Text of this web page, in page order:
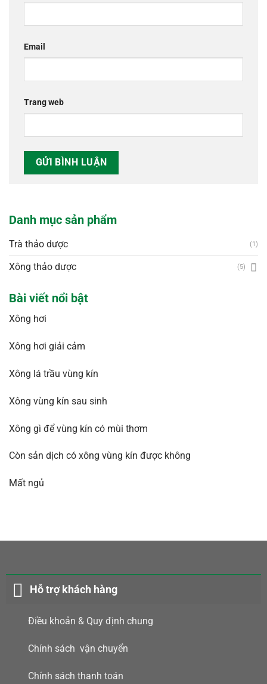
Email
Trang web
Danh mục sản phẩm
Trà thảo dược (1)
Xông thảo dược (5)
Bài viết nổi bật
Xông hơi
Xông hơi giải cảm
Xông lá trầu vùng kín
Xông vùng kín sau sinh
Xông gì để vùng kín có mùi thơm
Còn sản dịch có xông vùng kín được không
Mất ngủ
Hỗ trợ khách hàng
Điều khoản & Quy định chung
Chính sách vận chuyển
Chính sách thanh toán